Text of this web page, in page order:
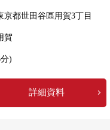
京都世田谷區用賀3丁目
賀
)
詳細資料